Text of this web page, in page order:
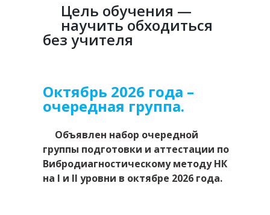
Цель обучения —
научить обходиться
без учителя
Октябрь 2026 года –
очередная группа.
Объявлен набор очередной
группы подготовки и аттестации по
Вибродиагностическому методу НК
на I и II уровни в октябре 2026 года.